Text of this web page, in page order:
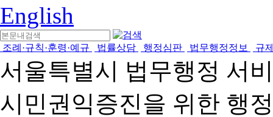
English
조례·규칙·훈령·예규 법률상담 행정심판 법무행정정보 규
서울특별시 법무행정 서
시민권익증진을 위한 행